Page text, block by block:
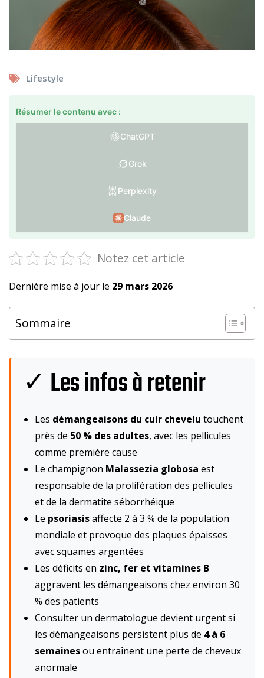
Lifestyle
Résumer le contenu avec :
ChatGPT
Grok
Perplexity
Claude
Notez cet article
Dernière mise à jour le 29 mars 2026
Sommaire
✓ Les infos à retenir
Les démangeaisons du cuir chevelu touchent
près de 50 % des adultes, avec les pellicules
comme première cause
Le champignon Malassezia globosa est
responsable de la prolifération des pellicules
et de la dermatite séborrhéique
Le psoriasisaffecte 2 à 3 % de la population
mondiale et provoque des plaques épaisses
avec squames argentées
Les déficits en zinc, fer et vitamines B
aggravent les démangeaisons chez environ 30
% des patients
Consulter un dermatologue devient urgent si
les démangeaisons persistent plus de 4 à 6
semainesou entraînent une perte de cheveux
anormale